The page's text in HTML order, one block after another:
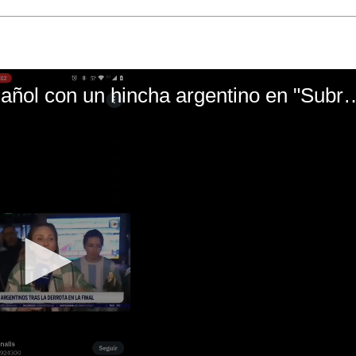
El mal momento de Yanina